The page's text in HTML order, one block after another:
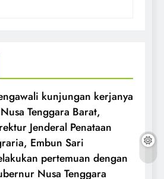
kunjungan kerjanya
Tenggara Barat,
Jenderal Penataan
Embun Sari
pertemuan dengan
Nusa Tenggara